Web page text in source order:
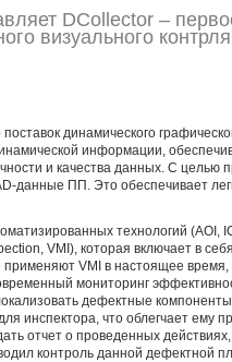
DCollector –
визуального контрля
динамического
информации,
и качества данных. С целью
данные ПП. Это обеспечивает
технологий (AOI,
VMI), которая включает в
VMI в настоящее
мониторинг
дефектные
инспектора, что облегчает ему
отчет о проведенных
контроль данной дефектной